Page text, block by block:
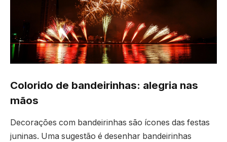
Colorido de bandeirinhas: alegria nas
mãos
Decorações com bandeirinhas são ícones das festas
juninas. Uma sugestão é desenhar bandeirinhas